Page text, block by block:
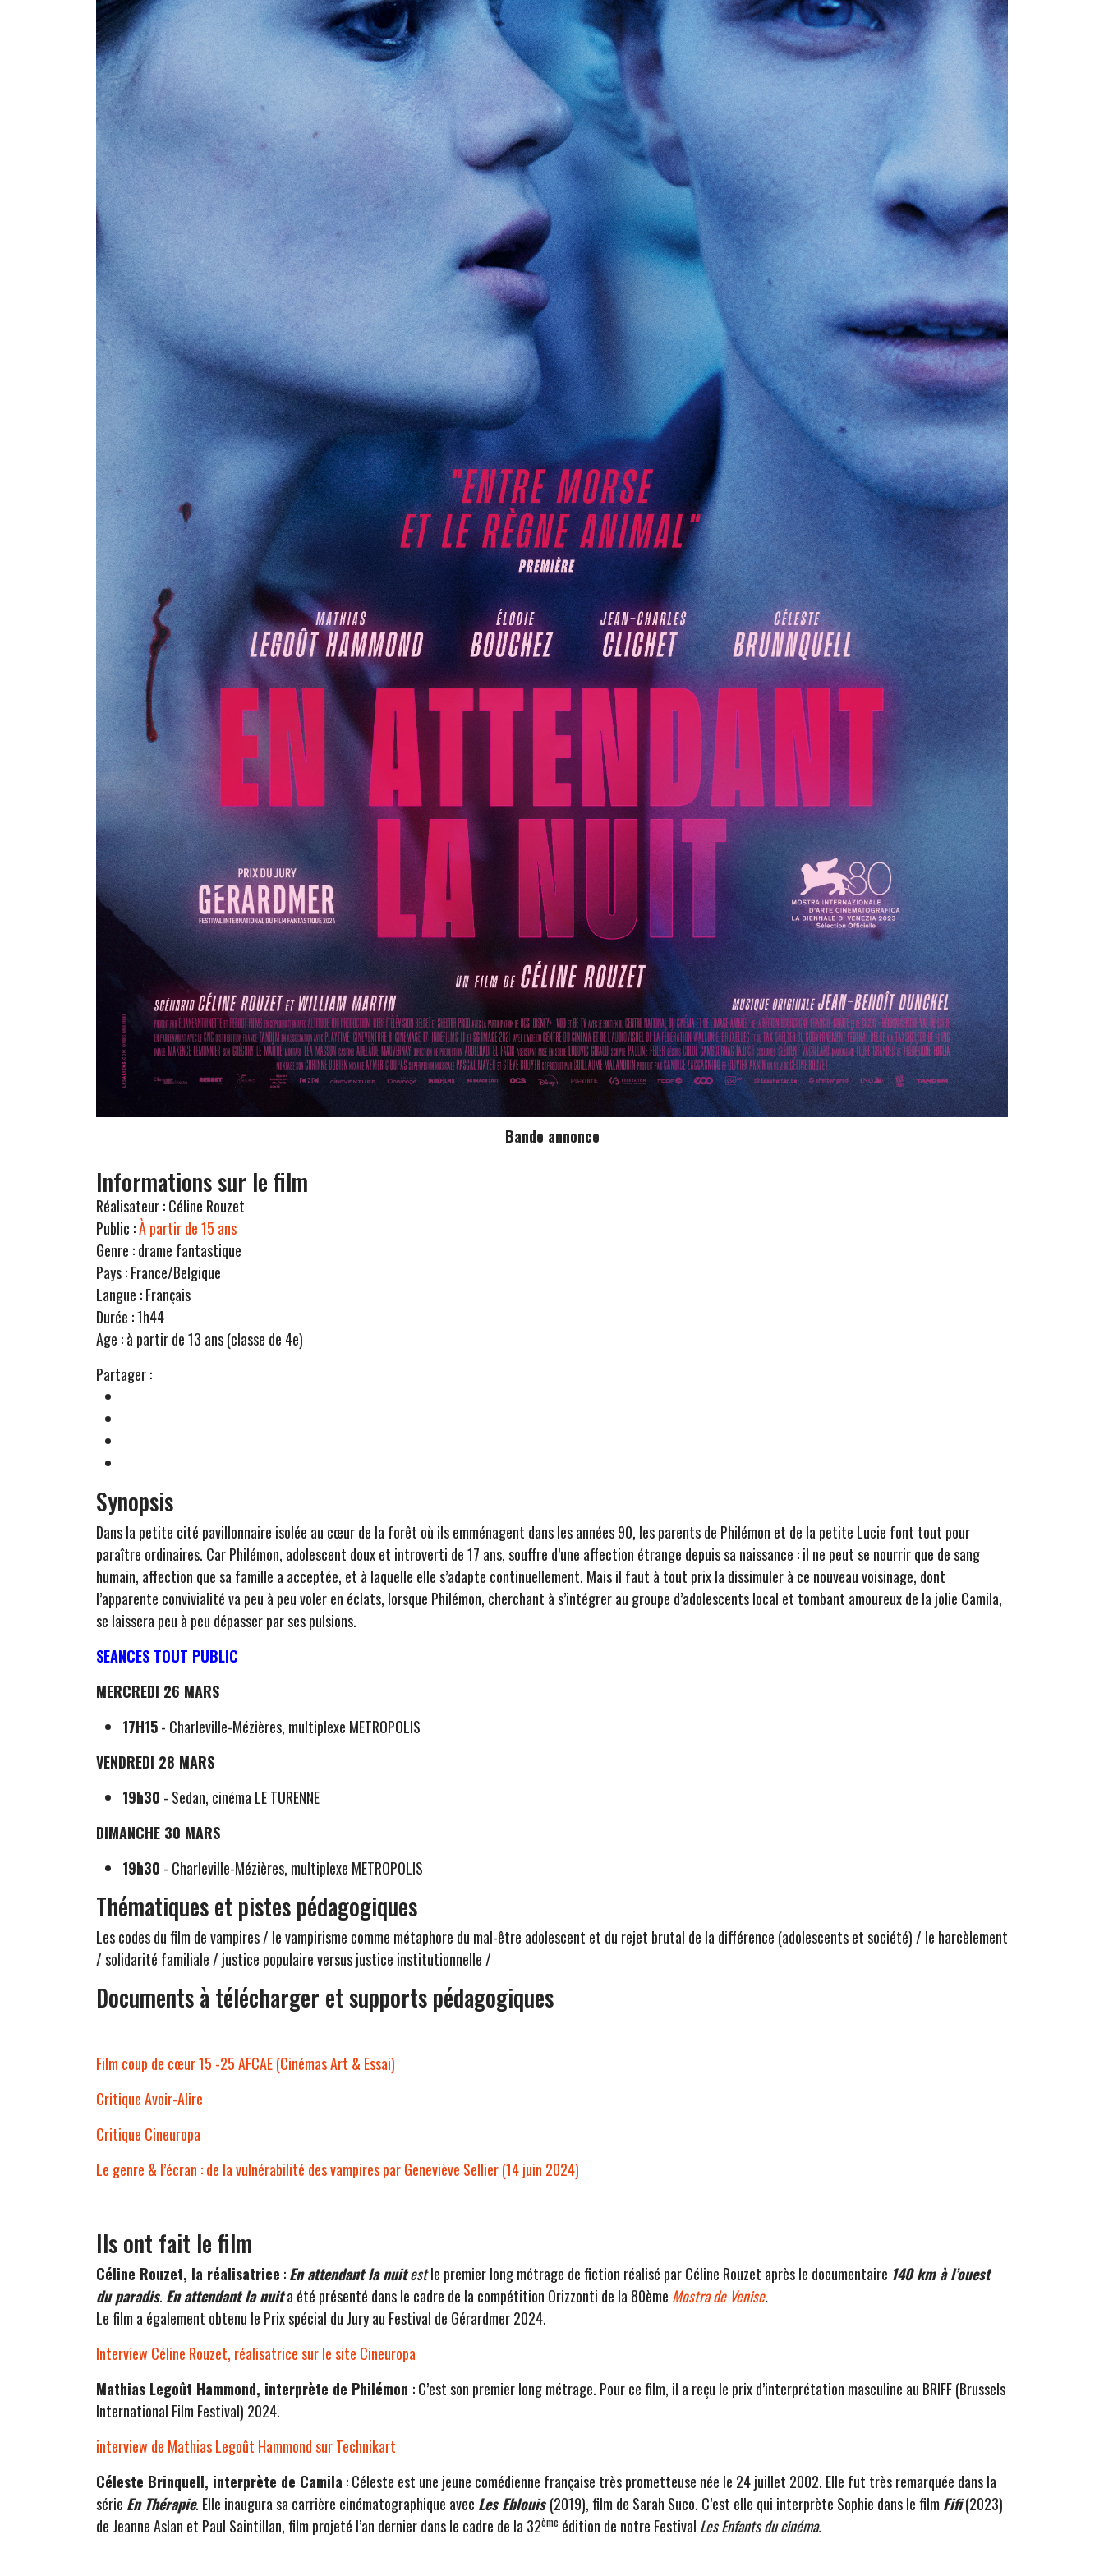
Bande annonce
Informations sur le film
Réalisateur :Céline Rouzet
Public :À partir de 15 ans
Genre :drame fantastique
Pays :France/Belgique
Langue :Français
Durée :1h44
Age :à partir de 13 ans (classe de 4e)
Partager :
Synopsis
Dans la petite cité pavillonnaire isolée au cœur de la forêt où ils emménagent dans les années 90, les parents de Philémon et de la petite Lucie font tout pour
paraître ordinaires. Car Philémon, adolescent doux et introverti de 17 ans, souffre d’une affection étrange depuis sa naissance : il ne peut se nourrir que de sang
humain, affection que sa famille a acceptée, et à laquelle elle s’adapte continuellement. Mais il faut à tout prix la dissimuler à ce nouveau voisinage, dont
l’apparente convivialité va peu à peu voler en éclats, lorsque Philémon, cherchant à s’intégrer au groupe d’adolescents local et tombant amoureux de la jolie Camila,
se laissera peu à peu dépasser par ses pulsions.
SEANCES TOUT PUBLIC
MERCREDI 26 MARS
17H15- Charleville-Mézières, multiplexe METROPOLIS
VENDREDI 28 MARS
19h30 - Sedan, cinéma LE TURENNE
DIMANCHE 30 MARS
19h30 - Charleville-Mézières, multiplexe METROPOLIS
Thématiques et pistes pédagogiques
Les codes du film de vampires / le vampirisme comme métaphore du mal-être adolescent et du rejet brutal de la différence (adolescents et société) / le harcèlement
/ solidarité familiale / justice populaire versus justice institutionnelle /
Documents à télécharger et supports pédagogiques
Film coup de cœur 15 -25 AFCAE (Cinémas Art & Essai)
Critique Avoir-Alire
Critique Cineuropa
Le genre & l’écran : de la vulnérabilité des vampires par Geneviève Sellier (14 juin 2024)
Ils ont fait le film
Céline Rouzet, la réalisatrice :En attendant la nuitestle premier long métrage de fiction réalisé par Céline Rouzet après le documentaire 140 km à l’ouest
du paradis. En attendant la nuita été présenté dans le cadre de la compétition Orizzonti de la 80ème Mostra de Venise.
Le film a également obtenu le Prix spécial du Jury au Festival de Gérardmer 2024.
Interview Céline Rouzet, réalisatrice sur le site Cineuropa
Mathias Legoût Hammond, interprète de Philémon : C’est son premier long métrage. Pour ce film, il a reçu le prix d’interprétation masculine au BRIFF (Brussels
International Film Festival) 2024.
interview de Mathias Legoût Hammond sur Technikart
Céleste Brinquell, interprète de Camila : Céleste est une jeune comédienne française très prometteuse née le 24 juillet 2002. Elle fut très remarquée dans la
série En Thérapie. Elle inaugura sa carrière cinématographique avec Les Eblouis(2019), film de Sarah Suco. C’est elle qui interprète Sophie dans le film Fifi(2023)
de Jeanne Aslan et Paul Saintillan, film projeté l’an dernier dans le cadre de la 32ème édition de notre Festival Les Enfants du cinéma.